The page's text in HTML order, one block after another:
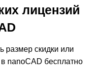
лицензий
размер скидки или
nanoCAD бесплатно